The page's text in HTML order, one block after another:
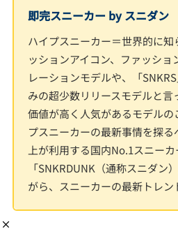
即完スニーカー by スニダン
ハイプスニーカー＝世界的に
ッションアイコン、ファッショ
レーションモデルや、「
みの超少数リリースモデルと
価値が高く人気があるモデルの
プスニーカーの最新事情を探
上が利用する国内No.1スニー
「SNKRDUNK（通称スニダン
がら、スニーカーの最新トレン